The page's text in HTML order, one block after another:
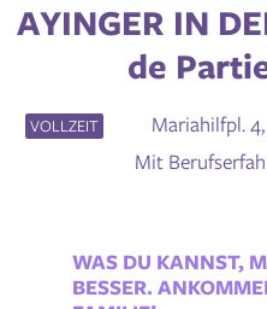
AYINGER IN
de
VOLLZEIT
Mariahilfpl.
Mit
WAS DU KANNST,
BESSER.